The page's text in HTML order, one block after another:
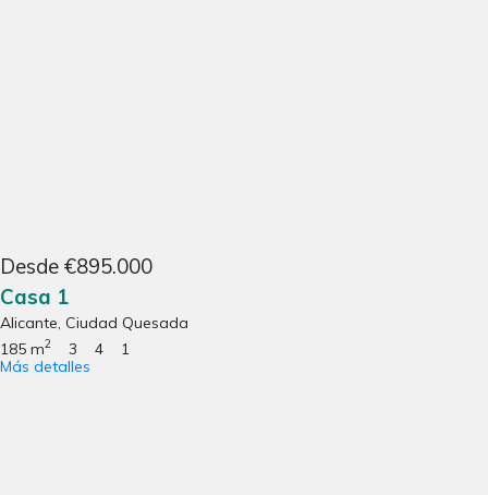
Desde €895.000
Casa 1
Alicante, Ciudad Quesada
185 m2 3 4
1
Más detalles